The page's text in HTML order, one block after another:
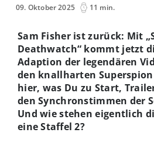
09. Oktober 2025 11 min.
Sam Fisher ist zurück: Mit
Deathwatch“ kommt jetzt
Adaption der legendären
den knallharten
hier, was Du zu Start,
den Synchronstimmen der
Und wie stehen eigentlich
eine Staffel 2?